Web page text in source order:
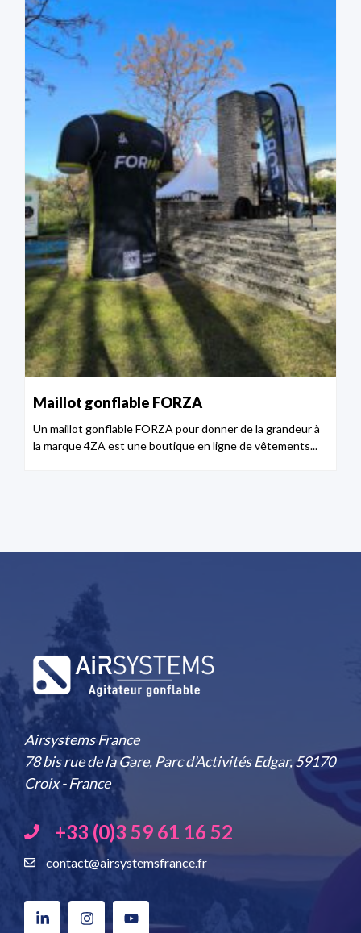
Maillot gonflable FORZA
Un maillot gonflable FORZA pour donner de la grandeur à
la marque 4ZA est une boutique en ligne de vêtements...
Airsystems France
78 bis rue de la Gare, Parc d'Activités Edgar, 59170
Croix - France
+33 (0)3 59 61 16 52
contact@airsystemsfrance.fr